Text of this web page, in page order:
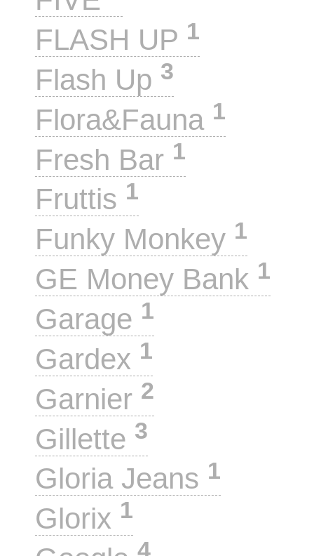
FLASH UP 1
Flash Up 3
Flora&Fauna 1
Fresh Bar 1
Fruttis 1
Funky Monkey 1
GE Money Bank 1
Garage 1
Gardex 1
Garnier 2
Gillette 3
Gloria Jeans 1
Glorix 1
4